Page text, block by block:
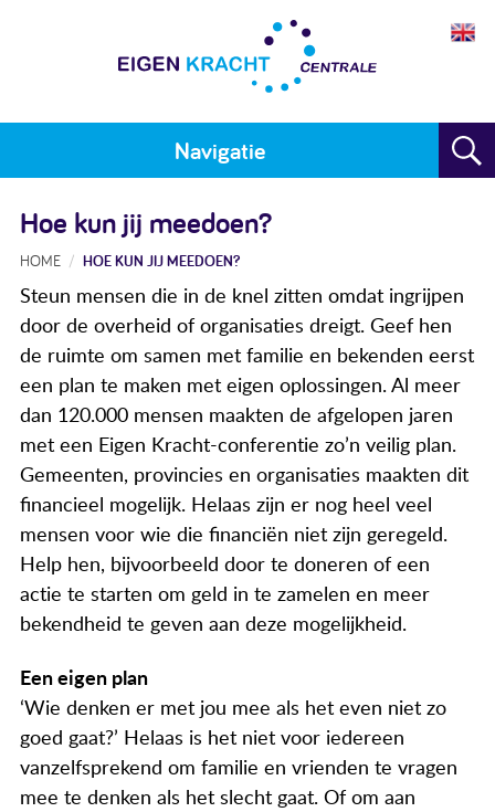
Navigatie
Plan maken
Training
Voor wie
Resultaten
Meedoen
Actueel
Contact
Hoe kun jij meedoen?
HOME HOE KUN JIJ MEEDOEN?
Steun mensen die in de knel zitten omdat ingrijpen
door de overheid of organisaties dreigt. Geef hen
de ruimte om samen met familie en bekenden eerst
een plan te maken met eigen oplossingen. Al meer
dan 120.000 mensen maakten de afgelopen jaren
met een Eigen Kracht-conferentie zo’n veilig plan.
Gemeenten, provincies en organisaties maakten dit
financieel mogelijk. Helaas zijn er nog heel veel
mensen voor wie die financiën niet zijn geregeld.
Help hen, bijvoorbeeld door te doneren of een
actie te starten om geld in te zamelen en meer
bekendheid te geven aan deze mogelijkheid.
Een eigen plan
‘Wie denken er met jou mee als het even niet zo
goed gaat?’ Helaas is het niet voor iedereen
vanzelfsprekend om familie en vrienden te vragen
mee te denken als het slecht gaat. Of om aan